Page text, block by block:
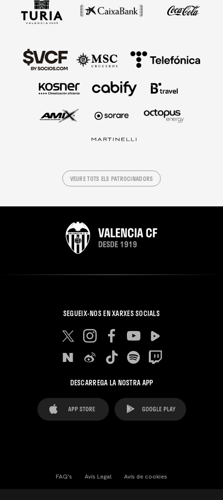
VEURE TOTS ELS PATROCINADORS
SEGUEIX-NOS EN XARXES SOCIALS
DESCARREGA LA NOSTRA APP
FAQ's Avís Legal Avís de cookies